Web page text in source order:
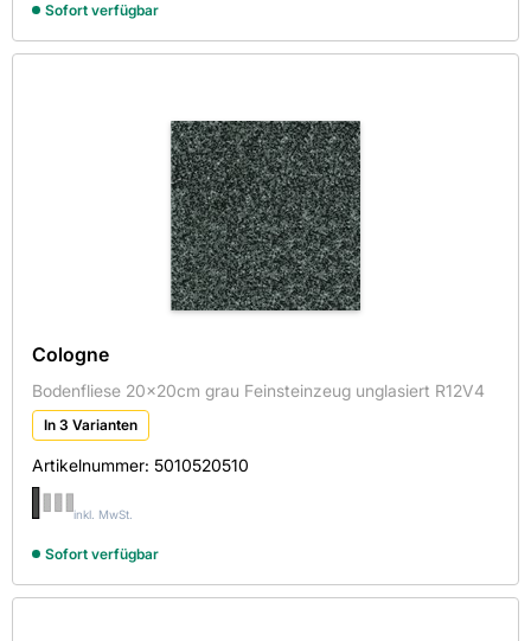
Sofort verfügbar
Cologne
Bodenfliese 20x20cm grau Feinsteinzeug unglasiert R12V4
In 3 Varianten
Artikelnummer: 5010520510
inkl. MwSt.
Sofort verfügbar